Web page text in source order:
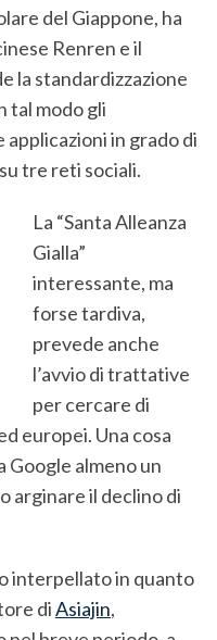
del Giappone, ha
Renren e il
la standardizzazione
tal modo gli
in grado di
tre reti sociali.
La “Santa Alleanza
Gialla”
interessante, ma
forse tardiva,
prevede anche
l’avvio di trattative
per cercare di
europei. Una cosa
Google almeno un
arginare il declino di
interpellato in quanto
diAsiajin,